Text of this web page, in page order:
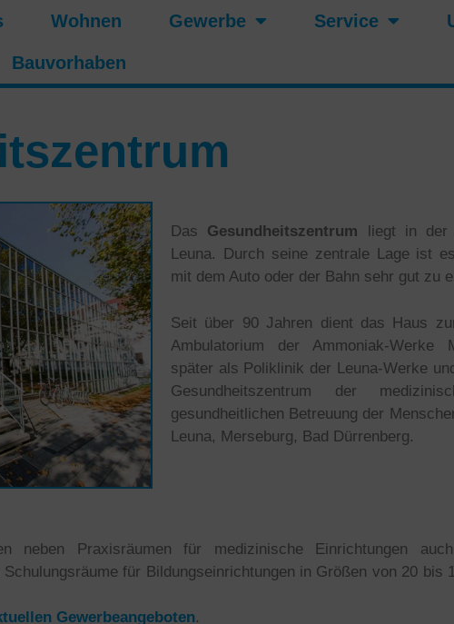
Wohnen Gewerbe Service
Bauvorhaben
Das Gesundheitszentrum liegt in der
Leuna. Durch seine zentrale Lage ist
mit dem Auto oder der Bahn sehr gut zu
Seit über 90 Jahren dient das Haus
Ambulatorium der Ammoniak-Werke
später als Poliklinik der Leuna-Werke
Gesundheitszentrum der
gesundheitlichen Betreuung der
Leuna, Merseburg, Bad Dürrenberg.
neben Praxisräumen für medizinische Einrichtungen
für Bildungseinrichtungen in Größen von 20 bis
Gewerbeangeboten.